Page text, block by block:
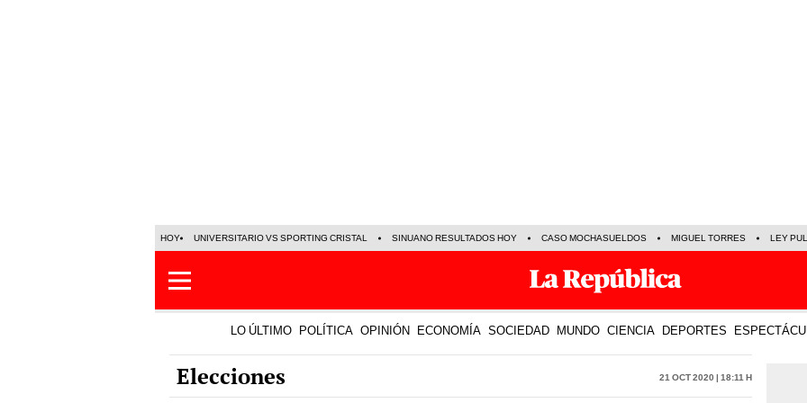
HOY UNIVERSITARIO VS SPORTING CRISTAL SINUANO RESULTADOS HOY CASO MOCHASUELDOS MIGUEL TORRES LEY
LO ÚLTIMO POLÍTICA OPINIÓN ECONOMÍA SOCIEDAD MUNDO CIENCIA DEPORTES
Elecciones 21 Oct 2020 | 18:11 h